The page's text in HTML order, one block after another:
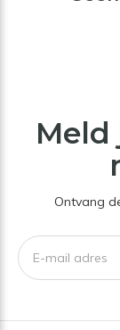
Meld
Ontvang